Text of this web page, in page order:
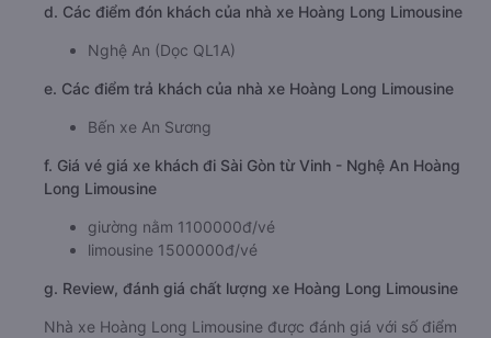
d. Các điểm đón khách của nhà xe Hoàng Long Limousine
Nghệ An (Dọc QL1A)
e. Các điểm trả khách của nhà xe Hoàng Long Limousine
Bến xe An Sương
f. Giá vé giá xe khách đi Sài Gòn từ Vinh - Nghệ An Hoàng
Long Limousine
giường nằm 1100000đ/vé
limousine 1500000đ/vé
g. Review, đánh giá chất lượng xe Hoàng Long Limousine
Nhà xe Hoàng Long Limousine được đánh giá với số điểm